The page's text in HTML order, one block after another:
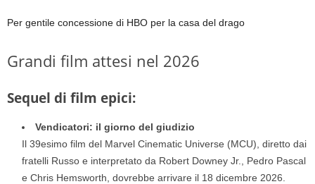
Per gentile concessione di HBO per la casa del drago
Grandi film attesi nel 2026
Sequel di film epici:
Vendicatori: il giorno del giudizio
Il 39esimo film del Marvel Cinematic Universe (MCU), diretto dai
fratelli Russo e interpretato da Robert Downey Jr., Pedro Pascal
e Chris Hemsworth, dovrebbe arrivare il 18 dicembre 2026.